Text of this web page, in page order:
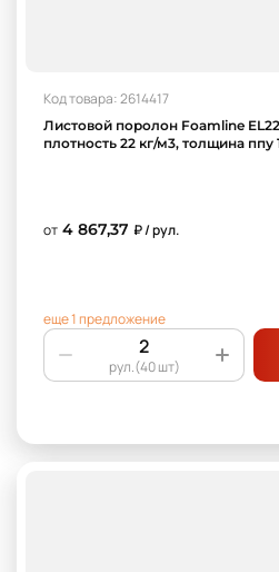
Поролон толстый
ппу 30 плотности
ппу 35
Код товара: 2614417
Листовой поролон Foamline
плотность 22 кг/м3, толщина ппу
от 4 867,37 ₽ / рул.
еще 1 предложение
рул.(40 шт)